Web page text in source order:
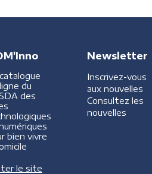
du
des
bien vivre
le site
Newsletter
Inscrivez-vous
aux nouvelles
Consultez les
nouvelles